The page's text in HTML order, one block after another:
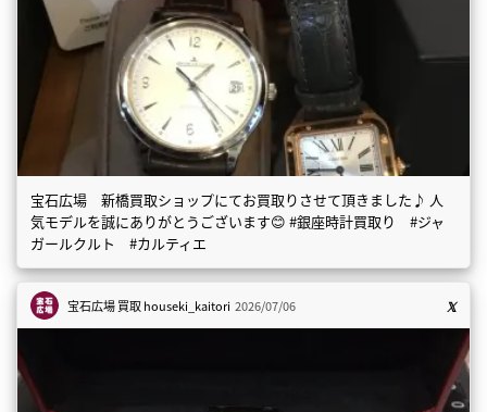
宝石広場 新橋買取ショップにてお買取りさせて頂きました♪ 人
気モデルを誠にありがとうございます😊 #銀座時計買取り #ジャ
ガールクルト #カルティエ
宝石広場 買取houseki_kaitori 2026/07/06